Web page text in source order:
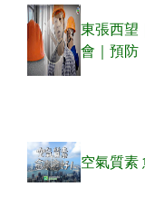
東張西望
會｜預防
空氣質素